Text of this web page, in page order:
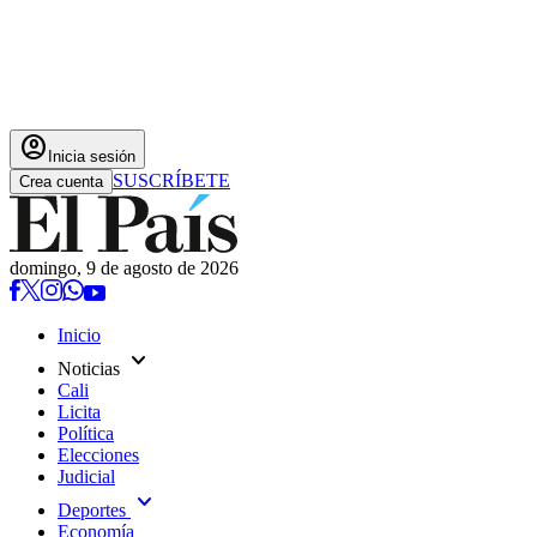
account_circle Inicia sesión
Crea cuenta SUSCRÍBETE
domingo, 9 de agosto de 2026
Inicio
Noticias expand_more
Cali
Licita
Política
Elecciones
Judicial
Deportes expand_more
Economía